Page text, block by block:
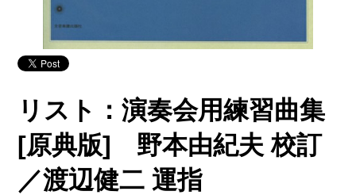
リスト：演奏会用練習曲集
[原典版] 野本由紀夫 校訂
／渡辺健二 運指